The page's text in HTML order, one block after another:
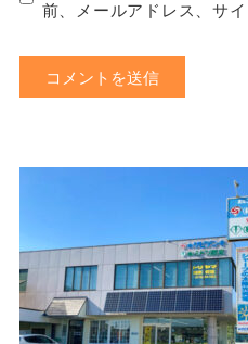
前、メールアドレス、サイ